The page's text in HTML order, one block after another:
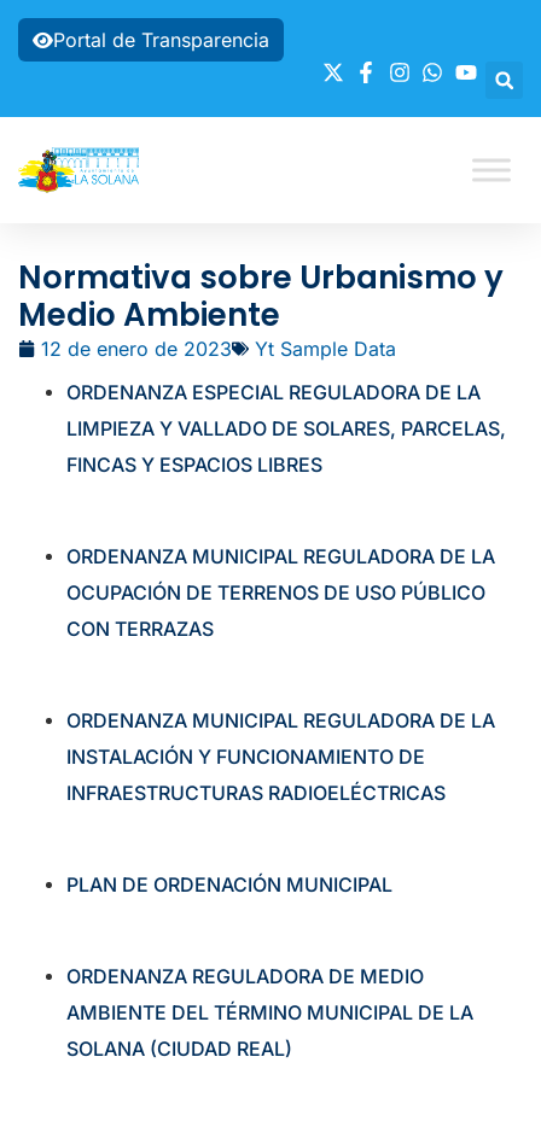
Portal de Transparencia
Normativa sobre Urbanismo y
Medio Ambiente
12 de enero de 2023
Yt Sample Data
ORDENANZA ESPECIAL REGULADORA DE LA
LIMPIEZA Y VALLADO DE SOLARES, PARCELAS,
FINCAS Y ESPACIOS LIBRES
ORDENANZA MUNICIPAL REGULADORA DE LA
OCUPACIÓN DE TERRENOS DE USO PÚBLICO
CON TERRAZAS
ORDENANZA MUNICIPAL REGULADORA DE LA
INSTALACIÓN Y FUNCIONAMIENTO DE
INFRAESTRUCTURAS RADIOELÉCTRICAS
PLAN DE ORDENACIÓN MUNICIPAL
ORDENANZA REGULADORA DE MEDIO
AMBIENTE DEL TÉRMINO MUNICIPAL DE LA
SOLANA (CIUDAD REAL)